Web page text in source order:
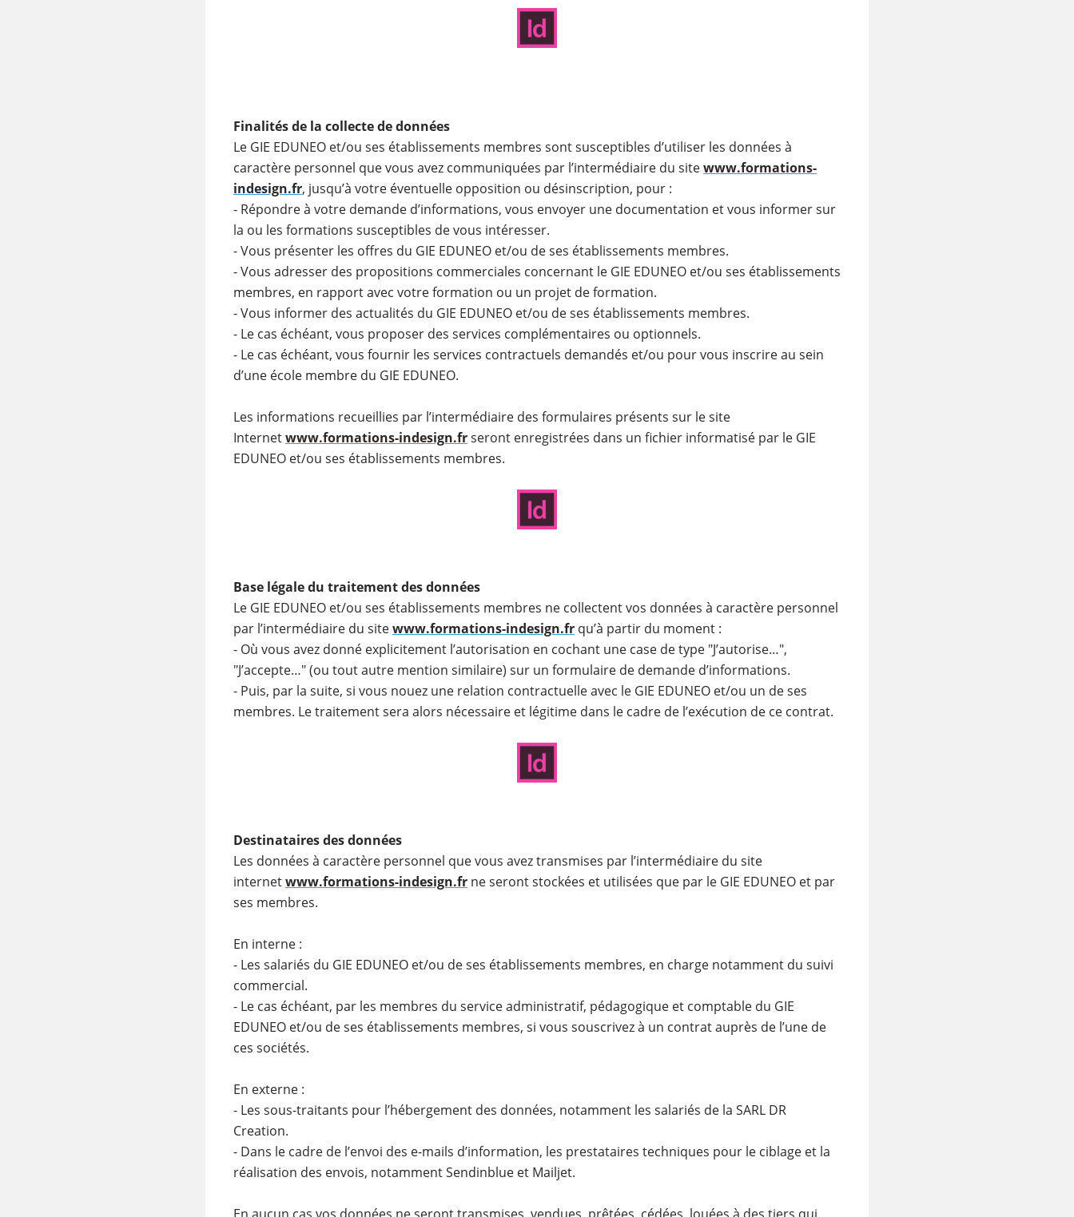
Finalités de la collecte de données
Le GIE EDUNEO et/ou ses établissements membres sont susceptibles d’utiliser les données à
caractère personnel que vous avez communiquées par l’intermédiaire du sitewww.formations-
indesign.fr, jusqu’à votre éventuelle opposition ou désinscription, pour :
- Répondre à votre demande d’informations, vous envoyer une documentation et vous informer sur
la ou les formations susceptibles de vous intéresser.
- Vous présenter les offres du GIE EDUNEO et/ou de ses établissements membres.
- Vous adresser des propositions commerciales concernant le GIE EDUNEO et/ou ses établissements
membres, en rapport avec votre formation ou un projet de formation.
- Vous informer des actualités du GIE EDUNEO et/ou de ses établissements membres.
- Le cas échéant, vous proposer des services complémentaires ou optionnels.
- Le cas échéant, vous fournir les services contractuels demandés et/ou pour vous inscrire au sein
d’une école membre du GIE EDUNEO.
Les informations recueillies par l’intermédiaire des formulaires présents sur le site
Internetwww.formations-indesign.frseront enregistrées dans un fichier informatisé par le GIE
EDUNEO et/ou ses établissements membres.
Base légale du traitement des données
Le GIE EDUNEO et/ou ses établissements membres ne collectent vos données à caractère personnel
par l’intermédiaire du sitewww.formations-indesign.fr qu’à partir du moment :
- Où vous avez donné explicitement l’autorisation en cochant une case de type "J’autorise…",
"J’accepte…" (ou tout autre mention similaire) sur un formulaire de demande d’informations.
- Puis, par la suite, si vous nouez une relation contractuelle avec le GIE EDUNEO et/ou un de ses
membres. Le traitement sera alors nécessaire et légitime dans le cadre de l’exécution de ce contrat.
Destinataires des données
Les données à caractère personnel que vous avez transmises par l’intermédiaire du site
internetwww.formations-indesign.fr ne seront stockées et utilisées que par le GIE EDUNEO et par
ses membres.
En interne :
- Les salariés du GIE EDUNEO et/ou de ses établissements membres, en charge notamment du suivi
commercial.
- Le cas échéant, par les membres du service administratif, pédagogique et comptable du GIE
EDUNEO et/ou de ses établissements membres, si vous souscrivez à un contrat auprès de l’une de
ces sociétés.
En externe :
- Les sous-traitants pour l’hébergement des données, notamment les salariés de la SARL DR
Creation.
- Dans le cadre de l’envoi des e-mails d’information, les prestataires techniques pour le ciblage et la
réalisation des envois, notamment Sendinblue et Mailjet.